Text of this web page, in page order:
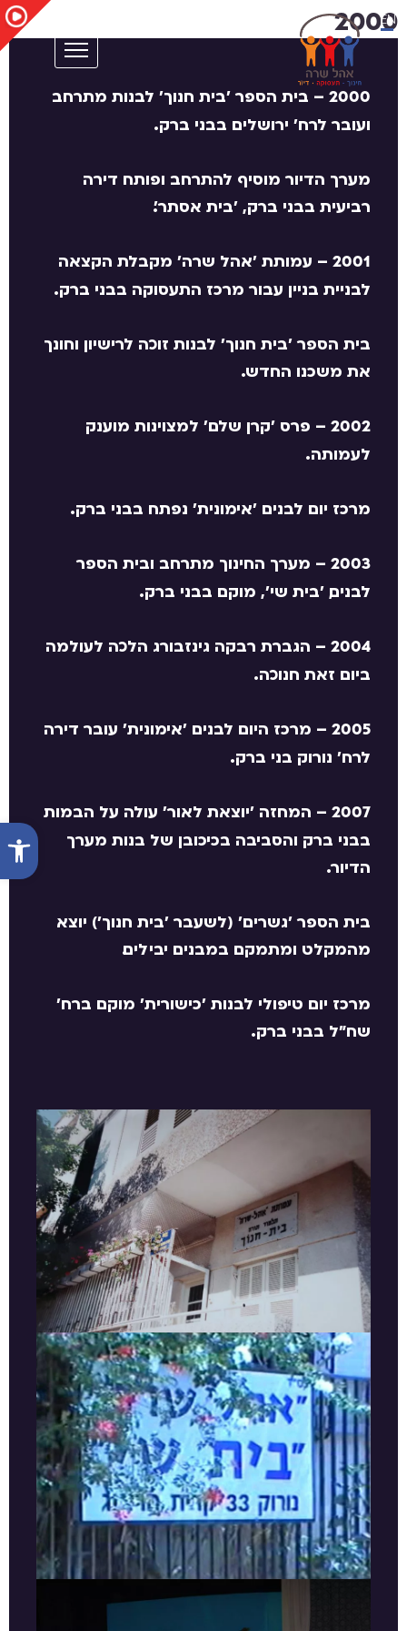
פתח
EN
2000
2000
– בית הספר 'בית חנוך' לבנות מתרחב
ועובר לרח' ירושלים בבני ברק.
מערך הדיור מוסיף להתרחב ופותח דירה
רביעית בבני ברק, 'בית אסתר'.
2001
– עמותת 'אהל שרה' מקבלת הקצאה
לבניית בניין עבור מרכז התעסוקה בבני ברק.
בית הספר 'בית חנוך' לבנות זוכה לרישיון וחונך
את משכנו החדש.
2002
– פרס 'קרן שלם' למצוינות מוענק
לעמותה.
מרכז יום לבנים 'אימונית' נפתח בבני ברק.
2003 – מערך החינוך מתרחב ובית הספר
לבנים, 'בית שי' , מוקם בבני ברק.
2004 – הגברת רבקה גינזבורג הלכה לעולמה
ביום זאת חנוכה.
2005 – מרכז היום לבנים 'אימונית' עובר דירה
לרח' נורוק בני ברק.
2007
– המחזה 'יוצאת לאור' עולה על הבמות
בבני ברק והסביבה בכיכובן של בנות מערך
הדיור.
בית הספר 'גשרים' (לשעבר 'בית חנוך') יוצא
מהמקלט ומתמקם במבנים יבילים.
מרכז יום טיפולי לבנות 'כישורית' מוקם ברח'
שח"ל בבני ברק.